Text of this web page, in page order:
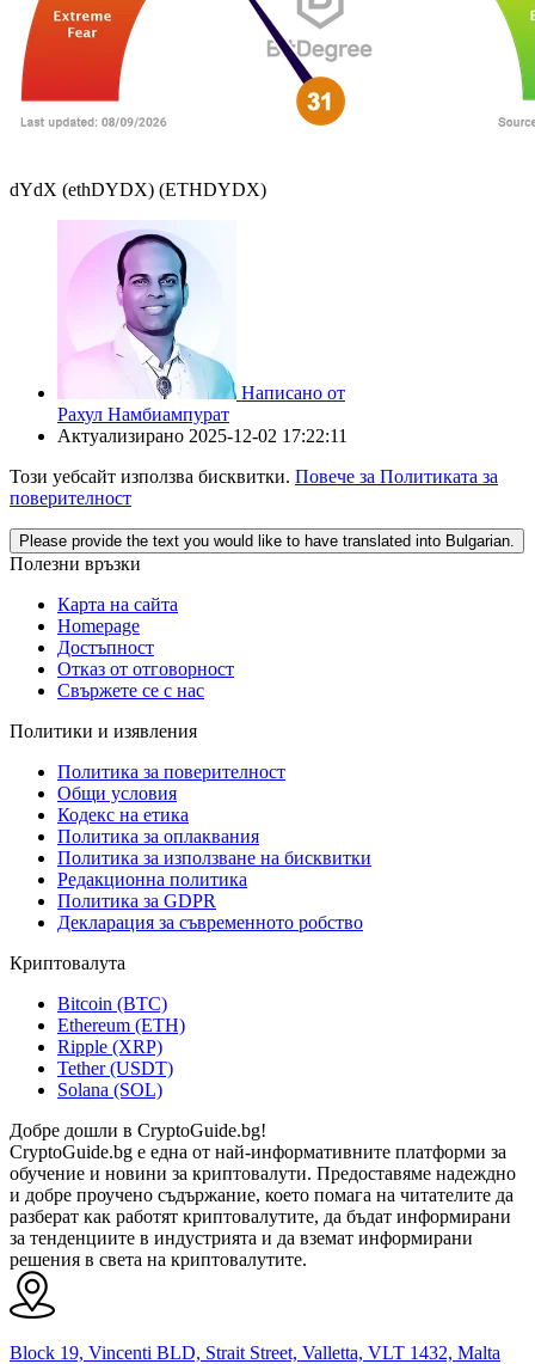
dYdX (ethDYDX) (ETHDYDX)
Написано от
Рахул Намбиампурат
Актуализирано 2025-12-02 17:22:11
Този уебсайт използва бисквитки. Повече за Политиката за
поверителност
Please provide the text you would like to have translated into Bulgarian.
Полезни връзки
Карта на сайта
Homepage
Достъпност
Отказ от отговорност
Свържете се с нас
Политики и изявления
Политика за поверителност
Общи условия
Кодекс на етика
Политика за оплаквания
Политика за използване на бисквитки
Редакционна политика
Политика за GDPR
Декларация за съвременното робство
Криптовалута
Bitcoin (BTC)
Ethereum (ETH)
Ripple (XRP)
Tether (USDT)
Solana (SOL)
Добре дошли в CryptoGuide.bg!
CryptoGuide.bg е една от най-информативните платформи за
обучение и новини за криптовалути. Предоставяме надеждно
и добре проучено съдържание, което помага на читателите да
разберат как работят криптовалутите, да бъдат информирани
за тенденциите в индустрията и да вземат информирани
решения в света на криптовалутите.
Block 19, Vincenti BLD, Strait Street, Valletta, VLT 1432, Malta